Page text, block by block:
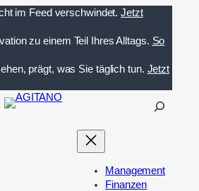
im Feed verschwindet. Jetzt
zu einem Teil Ihres Alltags. So
prägt, was Sie täglich tun. Jetzt
n
Management
Finanzen